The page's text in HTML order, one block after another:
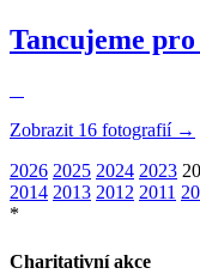
Tancujeme
Zobrazit 16 fotografií →
2026 2025 2024 2023
2014 2013 2012 2011
*
Charitativní akce